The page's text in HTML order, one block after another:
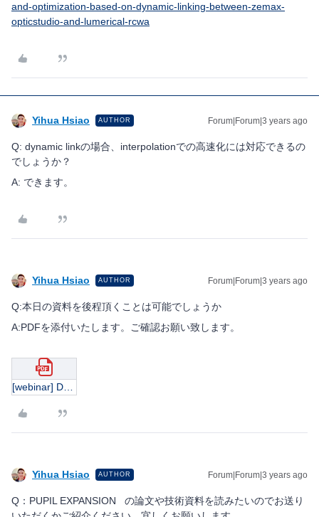
and-optimization-based-on-dynamic-linking-between-zemax-
opticstudio-and-lumerical-rcwa
Yihua Hsiao AUTHOR Forum|Forum|3 years ago
Q: dynamic linkの場合、interpolationでの高速化には対応できるの
でしょうか？
A: できます。
Yihua Hsiao AUTHOR Forum|Forum|3 years ago
Q:本日の資料を後程頂くことは可能でしょうか
A:PDFを添付いたします。ご確認お願い致します。
Yihua Hsiao AUTHOR Forum|Forum|3 years ago
Q：PUPIL EXPANSION の論文や技術資料を読みたいのでお送り